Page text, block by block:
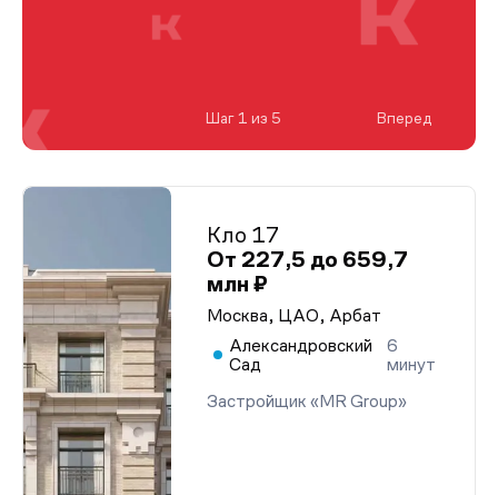
Кло 17
От 227,5 до 659,7
млн ₽
Москва, ЦАО, Арбат
Александровский
Сад
6
минут
Застройщик «MR Group»
Шаг 1 из 5 Вперед